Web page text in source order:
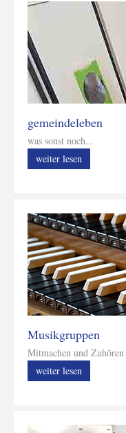
gemeindeleben
was sonst noch...
weiter lesen
Musikgruppen
Mitmachen und Zuhören
weiter lesen